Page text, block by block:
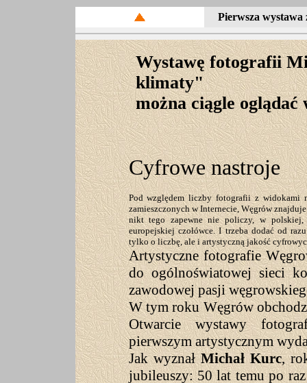
Pierwsza
Wystawę fotografii
klimaty"
można ciągle
Cyfrowe nastroje
Pod względem liczby fotografii z widokami
zamieszczonych w Internecie, Węgrów
nikt tego zapewne nie policzy, w polskiej,
europejskiej czołówce. I trzeba dodać od
tylko o liczbę, ale i artystyczną jakość
Artystyczne fotografie
do ogólnoświatowej sieci
zawodowej pasji
W tym roku Węgrów
Otwarcie wystawy
pierwszym artystycznym
Jak wyznałMichał Kurc,
jubileuszy: 50 lat temu po